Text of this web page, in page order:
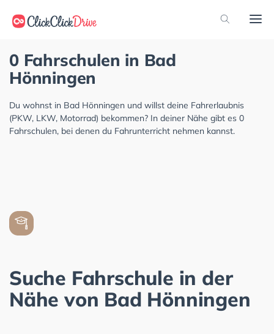
0 Fahrschulen in Bad
Hönningen
Du wohnst in Bad Hönningen und willst deine Fahrerlaubnis
(PKW, LKW, Motorrad) bekommen? In deiner Nähe gibt es 0
Fahrschulen, bei denen du Fahrunterricht nehmen kannst.
Suche Fahrschule in der
Nähe von Bad Hönningen